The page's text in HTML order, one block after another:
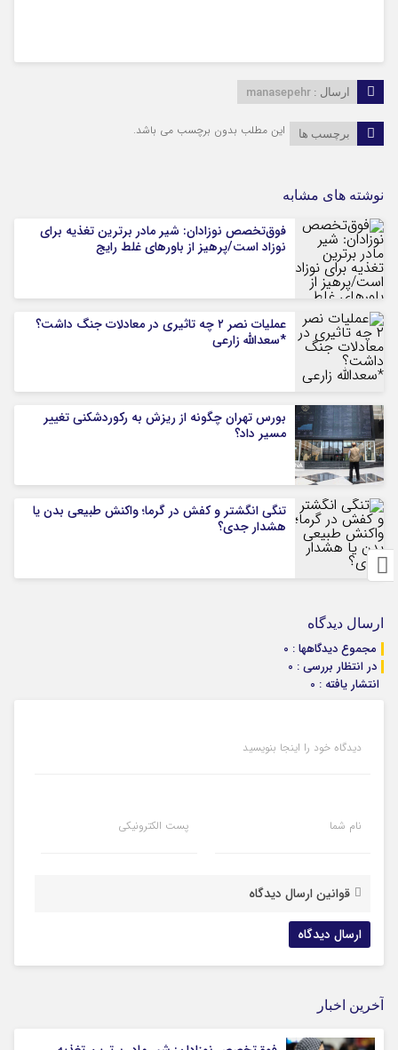
ارسال : manasepehr
برچسب ها این مطلب بدون برچسب می باشد.
نوشته های مشابه
فوق‌تخصص نوزادان: شیر مادر برترین تغذیه برای
نوزاد است/پرهیز از باورهای غلط رایج
عملیات نصر ۲ چه تاثیری در معادلات جنگ داشت؟
*سعدالله زارعی
بورس تهران چگونه از ریزش به رکوردشکنی تغییر
مسیر داد؟
تنگی انگشتر و کفش در گرما؛ واکنش طبیعی بدن یا
هشدار جدی؟
ارسال دیدگاه
مجموع دیدگاهها : 0
در انتظار بررسی : 0
انتشار یافته : 0
دیدگاه خود را اینجا بنویسید
نام شما پست الکترونیکی
قوانین ارسال دیدگاه
آخرین اخبار